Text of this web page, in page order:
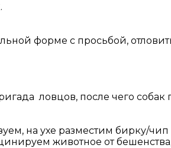
форме с просьбой, отлов
ловцов, после чего собак
на ухе разместим бирку/чип
животное от